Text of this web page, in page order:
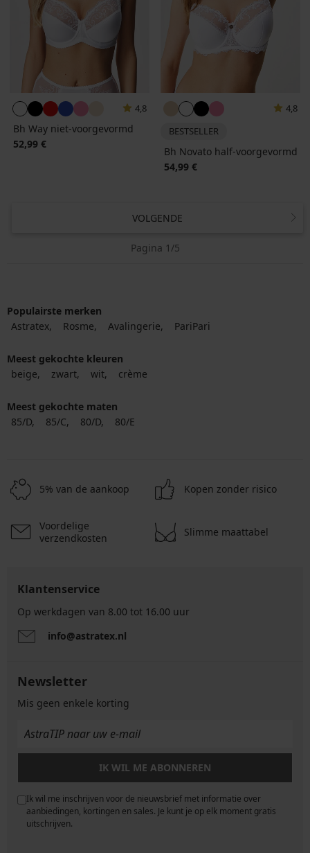
4,8
Bh Way niet-voorgevormd
52,99 €
4,8
BESTSELLER
Bh Novato half-voorgevormd
54,99 €
VOLGENDE
Pagina 1/5
Populairste merken
Astratex
Rosme Avalingerie PariPari
Meest gekochte kleuren
beige
zwart wit crème
Meest gekochte maten
85/D
85/C 80/D 80/E
5% van de aankoop Kopen zonder risico
Voordelige
verzendkosten
Slimme maattabel
Klantenservice
Op werkdagen van 8.00 tot 16.00 uur
info@astratex.nl
Newsletter
Mis geen enkele korting
IK WIL ME ABONNEREN
Ik wil me inschrijven voor de nieuwsbrief met informatie over
aanbiedingen, kortingen en sales. Je kunt je op elk moment gratis
uitschrijven.